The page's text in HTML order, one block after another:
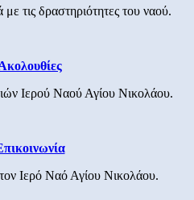
τις δραστηριότητες του ναού.
Ιερού Ναού Αγίου Νικολάου.
Ιερό Ναό Αγίου Νικολάου.